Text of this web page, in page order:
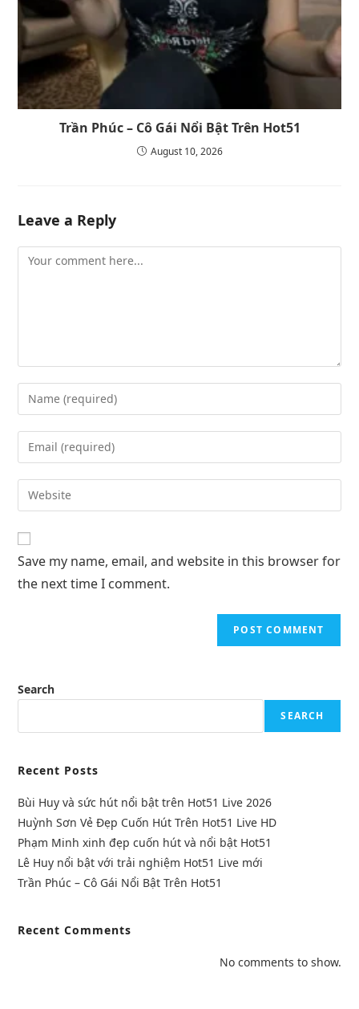
Trần Phúc – Cô Gái Nổi Bật Trên Hot51
August 10, 2026
Leave a Reply
Save my name, email, and website in this browser for
the next time I comment.
Search
SEARCH
Recent Posts
Bùi Huy và sức hút nổi bật trên Hot51 Live 2026
Huỳnh Sơn Vẻ Đẹp Cuốn Hút Trên Hot51 Live HD
Phạm Minh xinh đẹp cuốn hút và nổi bật Hot51
Lê Huy nổi bật với trải nghiệm Hot51 Live mới
Trần Phúc – Cô Gái Nổi Bật Trên Hot51
Recent Comments
No comments to show.